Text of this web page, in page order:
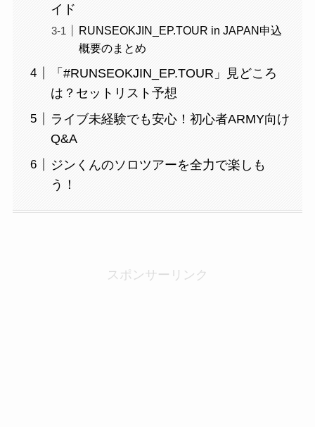
イド
RUNSEOKJIN_EP.TOUR in JAPAN申込
概要のまとめ
「#RUNSEOKJIN_EP.TOUR」見どころ
は？セットリスト予想
ライブ未経験でも安心！初心者ARMY向け
Q&A
ジンくんのソロツアーを全力で楽しも
う！
スポンサーリンク